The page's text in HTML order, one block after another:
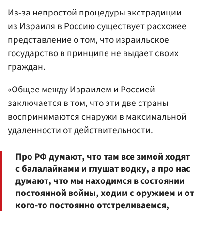
Из-за непростой процедуры экстрадиции
из Израиля в Россию существует расхожее
представление о том, что израильское
государство в принципе не выдает своих
граждан.
«Общее между Израилем и Россией
заключается в том, что эти две страны
воспринимаются снаружи в максимальной
удаленности от действительности.
Про РФ думают, что там все зимой ходят
с балалайками и глушат водку, а про нас
думают, что мы находимся в состоянии
постоянной войны, ходим с оружием и от
кого-то постоянно отстреливаемся,